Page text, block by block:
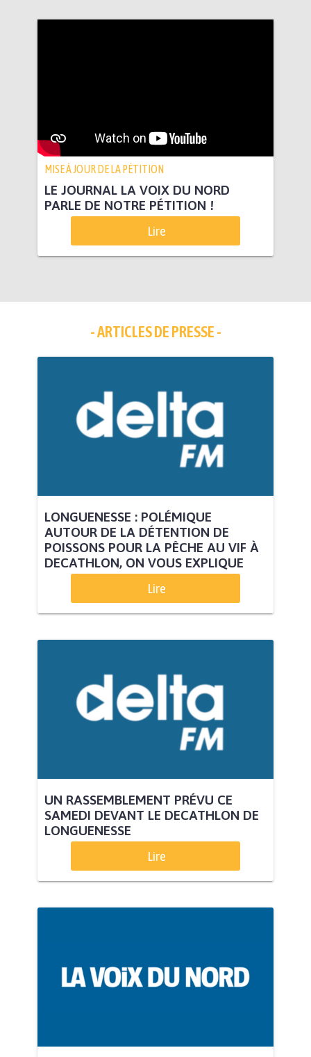
MISE À JOUR DE LA PÉTITION
LE JOURNAL LA VOIX DU NORD
PARLE DE NOTRE PÉTITION !
Lire
- ARTICLES DE PRESSE -
LONGUENESSE : POLÉMIQUE
AUTOUR DE LA DÉTENTION DE
POISSONS POUR LA PÊCHE AU VIF À
DECATHLON, ON VOUS EXPLIQUE
Lire
UN RASSEMBLEMENT PRÉVU CE
SAMEDI DEVANT LE DECATHLON DE
LONGUENESSE
Lire